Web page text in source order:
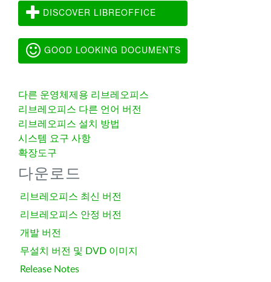
DISCOVER LIBREOFFICE
GOOD LOOKING DOCUMENTS
다른 운영체제용 리브레오피스
리브레오피스 다른 언어 버전
리브레오피스 설치 방법
시스템 요구 사항
확장도구
다운로드
리브레오피스 최신 버전
리브레오피스 안정 버전
개발 버전
무설치 버전 및 DVD 이미지
Release Notes